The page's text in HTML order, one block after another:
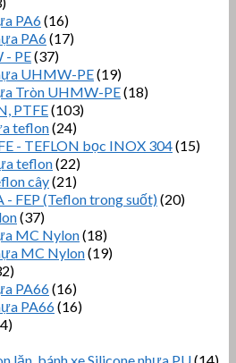
PA6(16)
PA6(17)
- PE(37)
UHMW-PE(19)
Tròn UHMW-PE(18)
PTFE(103)
teflon(24)
- TEFLON bọc INOX 304(15)
teflon(22)
cây(21)
- FEP (Teflon trong suốt)(20)
(37)
MC Nylon(18)
MC Nylon(19)
PA66(16)
PA66(16)